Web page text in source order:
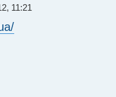
11:21